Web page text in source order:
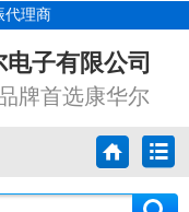
代理商
子有限公司
牌首选康华尔